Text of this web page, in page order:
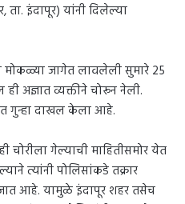
ता. इंदापूर) यांनी दिलेल्या
मोकळ्या जागेत लावलेली सुमारे 25
अज्ञात व्यक्तीने चोरून नेली.
गुन्हा दाखल केला आहे.
चोरीला गेल्याची माहितीसमोर येत
त्यांनी पोलिसांकडे तक्रार
आहे. यामुळे इंदापूर शहर तसेच